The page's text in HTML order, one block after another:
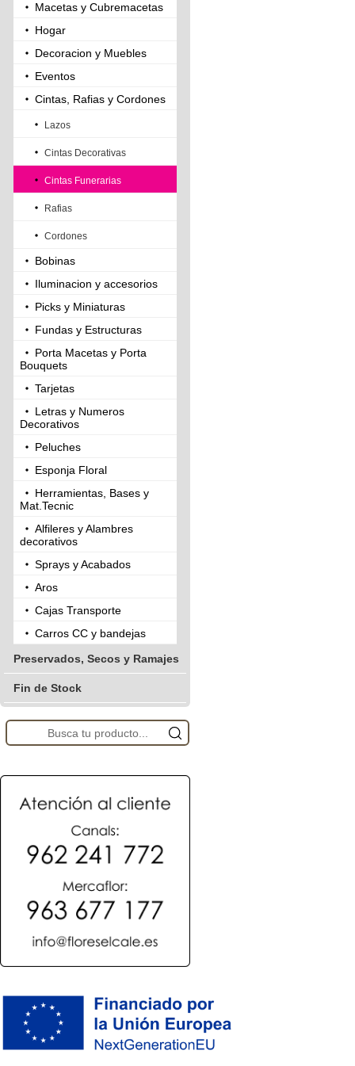
Macetas y Cubremacetas
Hogar
Decoracion y Muebles
Eventos
Cintas, Rafias y Cordones
Lazos
Cintas Decorativas
Cintas Funerarias
Rafias
Cordones
Bobinas
Iluminacion y accesorios
Picks y Miniaturas
Fundas y Estructuras
Porta Macetas y Porta
Bouquets
Tarjetas
Letras y Numeros
Decorativos
Peluches
Esponja Floral
Herramientas, Bases y
Mat.Tecnic
Alfileres y Alambres
decorativos
Sprays y Acabados
Aros
Cajas Transporte
Carros CC y bandejas
Preservados, Secos y Ramajes
Fin de Stock